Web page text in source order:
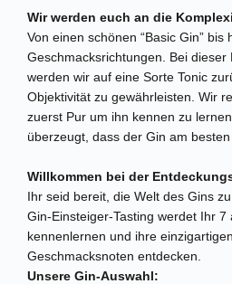
Wir werden euch an die
Von einen schönen “Basic Gin” bis
Geschmacksrichtungen. Bei dieser
werden wir auf eine Sorte Tonic
Objektivität zu gewährleisten. Wir
zuerst Pur um ihn kennen zu
überzeugt, dass der Gin am
Willkommen bei der
Ihr seid bereit, die Welt des Gins
Gin-Einsteiger-Tasting werdet Ihr 7
kennenlernen und ihre
Geschmacksnoten entdecken.
Unsere Gin-Auswahl: